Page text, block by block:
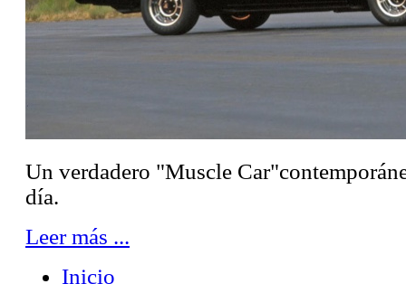
Un verdadero "Muscle
día.
Leer más ...
Inicio